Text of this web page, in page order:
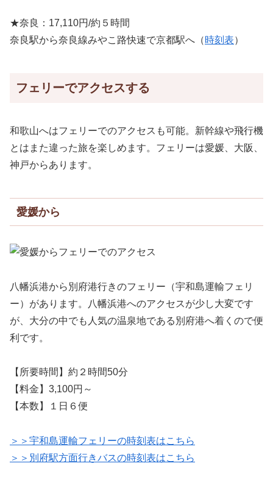
★奈良：17,110円/約５時間
奈良駅から奈良線みやこ路快速で京都駅へ（時刻表）
フェリーでアクセスする
和歌山へはフェリーでのアクセスも可能。新幹線や飛行機
とはまた違った旅を楽しめます。フェリーは愛媛、大阪、
神戸からあります。
愛媛から
八幡浜港から別府港行きのフェリー（宇和島運輸フェリ
ー）があります。八幡浜港へのアクセスが少し大変です
が、大分の中でも人気の温泉地である別府港へ着くので便
利です。
【所要時間】約２時間50分
【料金】3,100円～
【本数】１日６便
＞＞宇和島運輸フェリーの時刻表はこちら
＞＞別府駅方面行きバスの時刻表はこちら